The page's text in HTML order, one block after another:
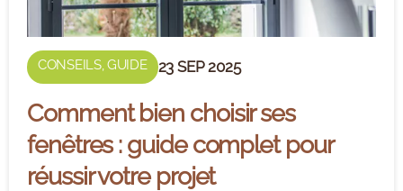
CONSEILS,GUIDE 23 SEP 2025
Comment bien choisir ses
fenêtres : guide complet pour
réussir votre projet